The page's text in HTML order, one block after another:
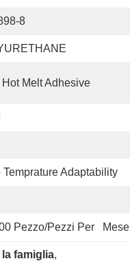
8
Hot Melt Adhesive
Temprature Adaptability
Pezzo/pezzi Per   Mese
famiglia,